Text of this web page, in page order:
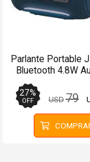
Parlante Portable
Bluetooth 4.8W
27%
OFF USD79